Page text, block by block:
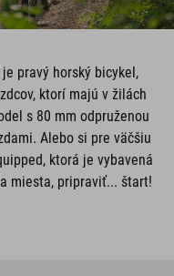
pravý horský bicykel,
ktorí majú v žilách
s 80 mm odpruženou
Alebo si pre väčšiu
ktorá je vybavená
miesta, pripraviť... štart!